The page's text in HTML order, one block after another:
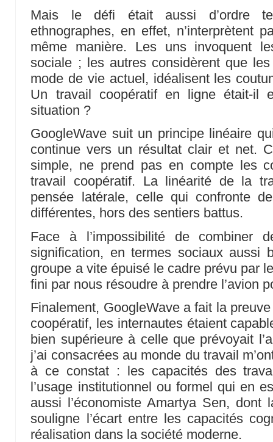
Mais le défi était aussi d’ordre
ethnographes, en effet, n’interprètent
même manière. Les uns invoquent
sociale ; les autres considèrent que
mode de vie actuel, idéalisent les
Un travail coopératif en ligne était-il
situation ?
GoogleWave suit un principe linéaire
continue vers un résultat clair et net.
simple, ne prend pas en compte les
travail coopératif. La linéarité de la
pensée latérale, celle qui confronte
différentes, hors des sentiers battus.
Face à l’impossibilité de combiner
signification, en termes sociaux aussi
groupe a vite épuisé le cadre prévu par
fini par nous résoudre à prendre l’avion
Finalement, GoogleWave a fait la
coopératif, les internautes étaient
bien supérieure à celle que prévoyait
j’ai consacrées au monde du travail
à ce constat : les capacités des
l’usage institutionnel ou formel qui en
aussi l’économiste Amartya Sen, dont
souligne l’écart entre les capacités
réalisation dans la société moderne.